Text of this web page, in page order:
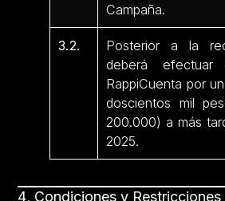
Campaña.
3.2.
Posterior a la
deberá
RappiCuenta por
doscientos mil
200.000) a más
2025.
4. Condiciones y Restricciones